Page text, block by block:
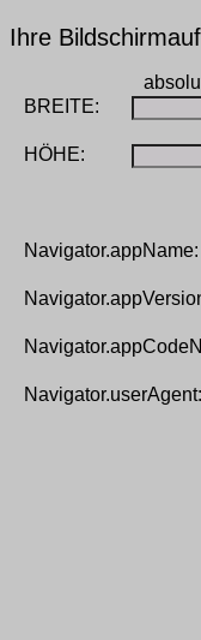
Ihre
BREITE:
HÖHE:
Navigator.appName:
Navigator.userAgent: